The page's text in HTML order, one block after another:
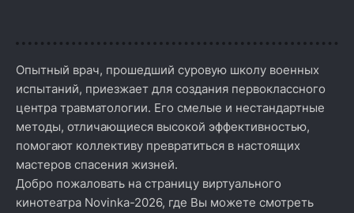
Опытный врач, прошедший суровую школу военных
испытаний, приезжает для создания первоклассного
центра травматологии. Его смелые и нестандартные
методы, отличающиеся высокой эффективностью,
помогают коллективу превратиться в настоящих
мастеров спасения жизней.
Добро пожаловать на страницу виртуального
кинотеатра Novinka-2026, где Вы можете смотреть